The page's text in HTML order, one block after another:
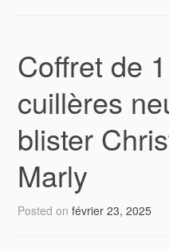
Coffret de
cuillères
blister
Marly
Posted onfévrier 23, 2025